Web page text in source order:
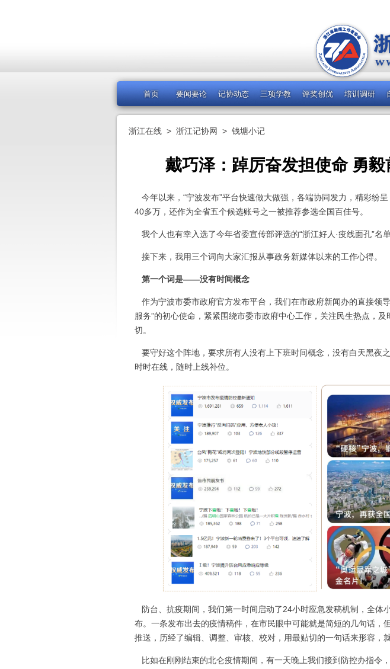
首页 要闻要论 记协动态 三项学教 评奖创优 培训调研
浙江在线 > 浙江记协网 > 钱塘小记
戴巧泽：踔厉奋发担使命 勇
今年以来，“宁波发布”平台快速做大做强，各端协同发力，精彩纷
40多万，还作为全省五个候选账号之一被推荐参选全国百佳号。
我个人也有幸入选了今年省委宣传部评选的“浙江好人·疫线面孔”名单
接下来，我用三个词向大家汇报从事政务新媒体以来的工作心得。
第一个词是——没有时间概念
作为宁波市委市政府官方发布平台，我们在市政府新闻办的直接领
服务”的初心使命，紧紧围绕市委市政府中心工作，关注民生热点，
切。
要守好这个阵地，要求所有人没有上下班时间概念，没有白天黑夜
时时在线，随时上线补位。
防台、抗疫期间，我们第一时间启动了24小时应急发稿机制，全体
布。一条发布出去的疫情稿件，在市民眼中可能就是简短的几句话，
推送，历经了编辑、调整、审核、校对，用最贴切的一句话来形容，
比如在刚刚结束的北仑疫情期间，有一天晚上我们接到防控办指令